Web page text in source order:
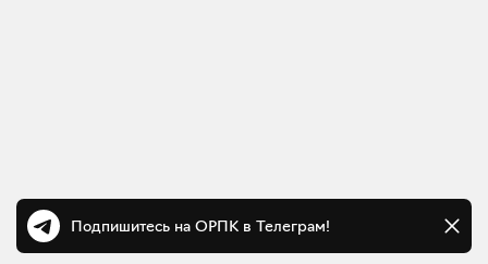
Подпишитесь на ОРПК в Телеграм!